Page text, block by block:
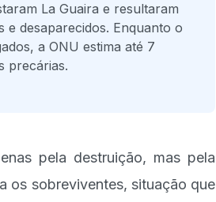
La Guaira e resultaram
desaparecidos. Enquanto o
a ONU estima até 7
precárias.
pela destruição, mas pela
os sobreviventes, situação que